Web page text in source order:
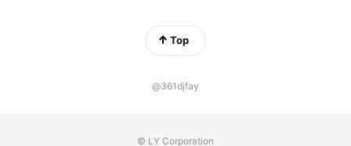
Top
@361djfay
© LY Corporation